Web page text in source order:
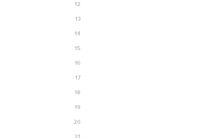
12
13
14
15
16
17
18
19
20
21